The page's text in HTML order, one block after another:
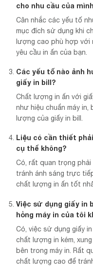
cho nhu cầu của
Cân nhắc các yếu tố
mục đích sử dụng khi
lượng cao phù hợp với
yêu cầu in ấn của bạn.
Các yếu tố nào ảnh
giấy in bill?
Chất lượng in ấn với
như hiệu chuẩn máy
lượng của giấy in bill.
Liệu có cần thiết
cụ thể không?
Có, rất quan trọng
tránh ánh sáng trực
chất lượng in ấn tốt
Việc sử dụng giấy in
hỏng máy in của tôi
Có, việc sử dụng giấy
chất lượng in kém,
bên trong máy in. Rất
chất lượng cao để